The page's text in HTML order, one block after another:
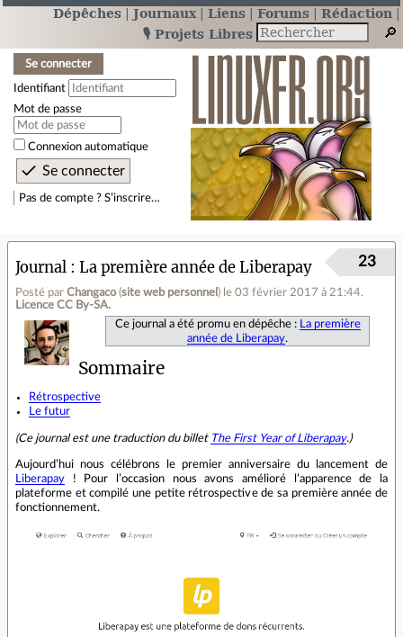
Dépêches Journaux Liens Forums
Rédaction
🎙️ Projets Libres
Se connecter
Identifiant
Mot de passe
Connexion automatique
Pas de compte ? S’inscrire…
Journal La première année de Liberapay
Posté par Changaco(site web personnel ) le 03 février 2017 à 21:44.
Licence CC By‑SA.
23
Ce journal a été promu en dépêche :
La première
année de Liberapay.
Sommaire
Rétrospective
Le futur
(Ce journal est une traduction du billet The First Year of Liberapay.)
Aujourd’hui nous célébrons le premier anniversaire du lancement de
Liberapay ! Pour l’occasion nous avons amélioré l’apparence de la
plateforme et compilé une petite rétrospective de sa première année de
fonctionnement.